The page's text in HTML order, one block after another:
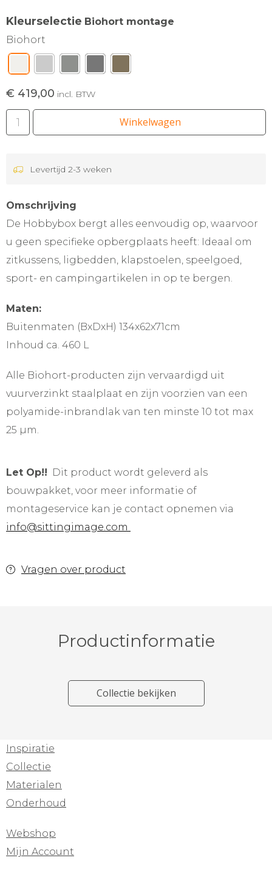
Kleurselectie
Biohort
€ 419,00 incl. BTW
Winkelwagen
Levertijd 2-3 weken
Omschrijving
De Hobbybox bergt alles eenvoudig op, waarvoor
u geen specifieke opbergplaats heeft: Ideaal om
zitkussens, ligbedden, klapstoelen, speelgoed,
sport- en campingartikelen in op te bergen.
Maten:
Buitenmaten (BxDxH) 134x62x71cm
Inhoud ca. 460 L
Alle Biohort-producten zijn vervaardigd uit
vuurverzinkt staalplaat en zijn voorzien van een
polyamide-inbrandlak van ten minste 10 tot max
25 µm.
Biohort montage
Let Op!! Dit product wordt geleverd als
bouwpakket, voor meer informatie of
montageservice kan je contact opnemen via
info@sittingimage.com
Vragen over product
Productinformatie
Collectie bekijken
Inspiratie
Collectie
Materialen
Onderhoud
Webshop
Mijn Account